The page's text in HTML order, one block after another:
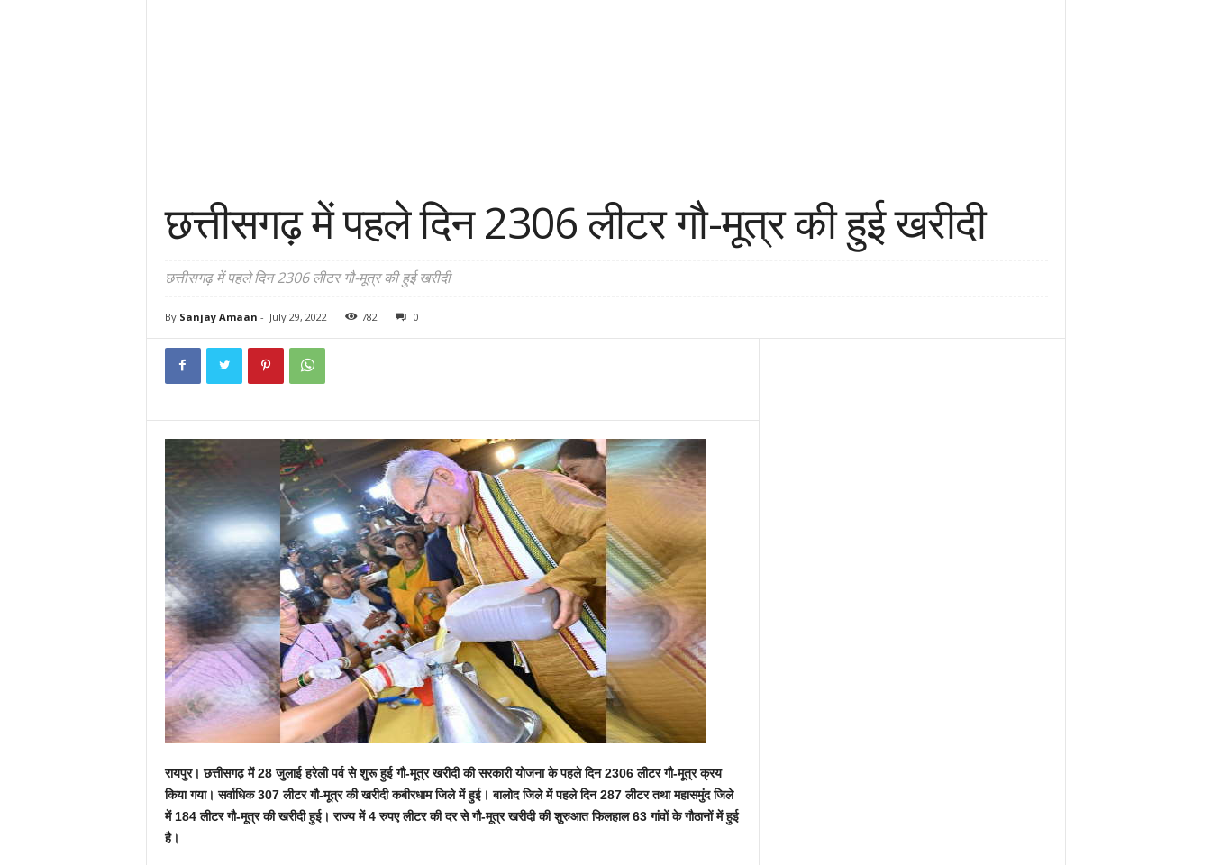
छत्तीसगढ़ में पहले दिन 2306 लीटर गौ-मूत्र की हुई खरीदी
छत्तीसगढ़ में पहले दिन 2306 लीटर गौ-मूत्र की हुई खरीदी
By Sanjay Amaan - July 29, 2022 782 0
रायपुर। छत्तीसगढ़ में 28 जुलाई हरेली पर्व से शुरू हुई गौ-मूत्र खरीदी की सरकारी योजना के पहले दिन 2306 लीटर गौ-मूत्र क्रय
किया गया। सर्वाधिक 307 लीटर गौ-मूत्र की खरीदी कबीरधाम जिले में हुई। बालोद जिले में पहले दिन 287 लीटर तथा महासमुंद जिले
में 184 लीटर गौ-मूत्र की खरीदी हुई। राज्य में 4 रुपए लीटर की दर से गौ-मूत्र खरीदी की शुरुआत फिलहाल 63 गांवों के गौठानों में हुई
है।